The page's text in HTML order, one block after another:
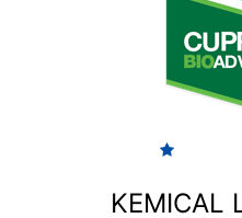
KEMICAL